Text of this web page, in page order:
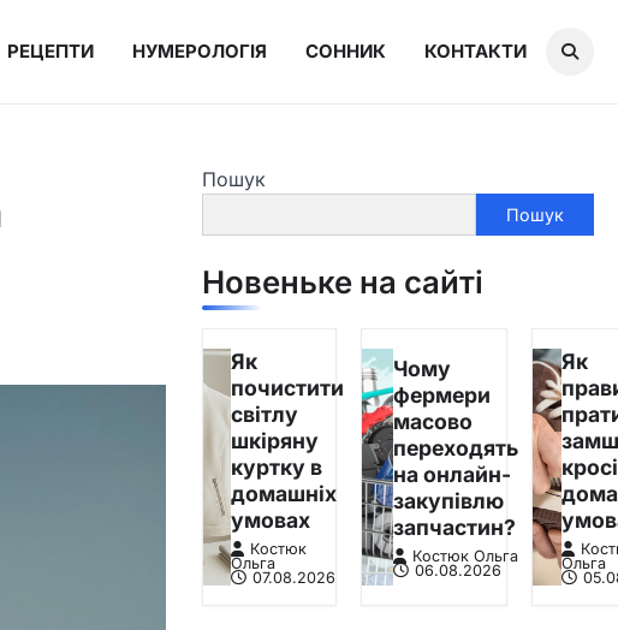
РЕЦЕПТИ НУМЕРОЛОГІЯ СОННИК КОНТАКТИ
Пошук
Пошук
Новеньке на сайті
Як
почистити
світлу
шкіряну
куртку в
домашніх
умовах
Костюк
Ольга
07.08.2026
Чому
фермери
масово
переходять
на онлайн-
закупівлю
запчастин?
Костюк Ольга
06.08.2026
Як
Ольга